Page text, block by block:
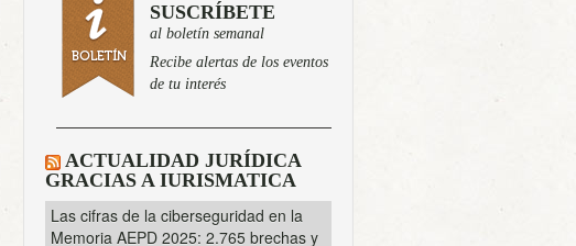
SUSCRÍBETE
al boletín semanal
Recibe alertas de los eventos
de tu interés
ACTUALIDAD JURÍDICA
GRACIAS A IURISMATICA
Las cifras de la ciberseguridad en la
Memoria AEPD 2025: 2.765 brechas y